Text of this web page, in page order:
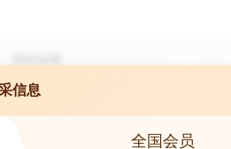
信息
全国会员